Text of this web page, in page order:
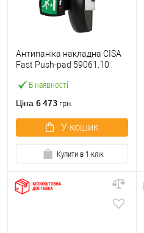
В наявності
Антипаніка накладна CISA
Fast Push-pad 59061.10
Ціна 6 473 грн.
У кошик
Купити в 1 клік